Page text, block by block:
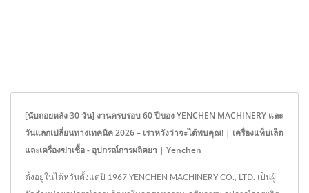
[นับถอยหลัง 30 วัน] งานครบรอบ 60 ปีของ YENCHEN MACHINERY และ
วันแลกเปลี่ยนทางเทคนิค 2026 – เราหวังว่าจะได้พบคุณ! | เครื่องแท็บเล็ต
และเครื่องฆ่าเชื้อ - อุปกรณ์การผลิตยา | Yenchen
ตั้งอยู่ในไต้หวันตั้งแต่ปี 1967 YENCHEN MACHINERY CO., LTD. เป็นผู้